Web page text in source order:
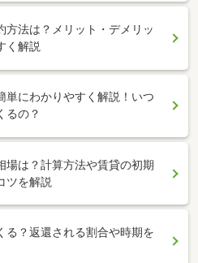
方法は？メリット・デメリッ
く解説
単にわかりやすく解説！いつ
るの？
場は？計算方法や賃貸の初期
ツを解説
る？返還される割合や時期を